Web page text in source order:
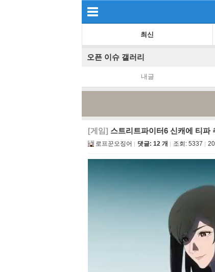
최신
오픈 이슈 갤러리
내글
[게임] 스트리트파이터6 신캐에 티파
로프꾼오징어 댓글: 12 개 조회: 5337